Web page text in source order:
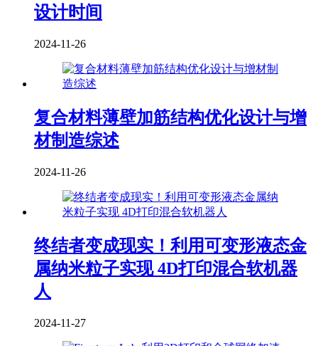
设计时间
2024-11-26
复合材料薄壁加筋结构优化设计与增
材制造综述
2024-11-26
终结者变成现实！利用可变形液态金
属纳米粒子实现 4D打印混合软机器
人
2024-11-27